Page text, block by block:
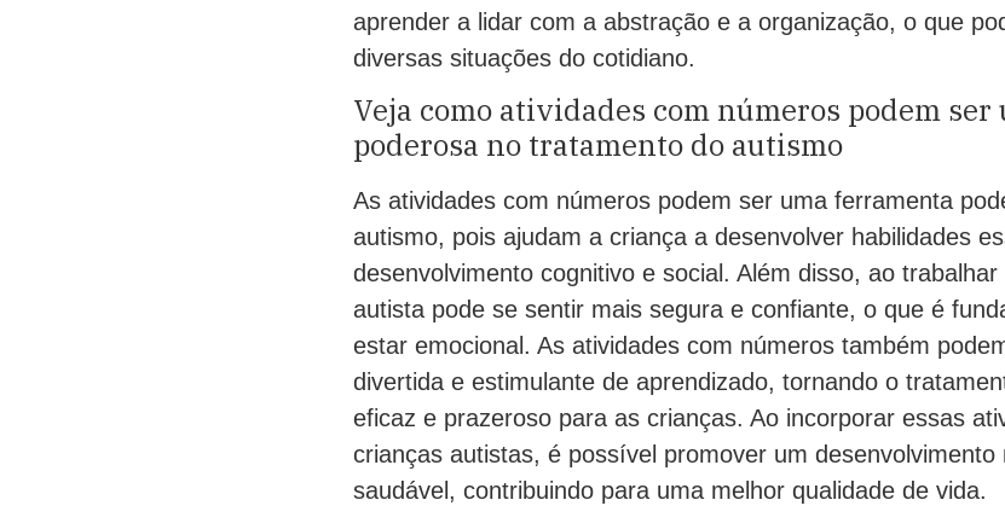
aprender a lidar com a abstração e a organização, o que
diversas situações do cotidiano.
Veja como atividades com números podem
poderosa no tratamento do autismo
As atividades com números podem ser uma ferramenta
autismo, pois ajudam a criança a desenvolver habilidades
desenvolvimento cognitivo e social. Além disso, ao
autista pode se sentir mais segura e confiante, o que é
estar emocional. As atividades com números também
divertida e estimulante de aprendizado, tornando o
eficaz e prazeroso para as crianças. Ao incorporar essas
crianças autistas, é possível promover um desenvolvimento
saudável, contribuindo para uma melhor qualidade de vida.